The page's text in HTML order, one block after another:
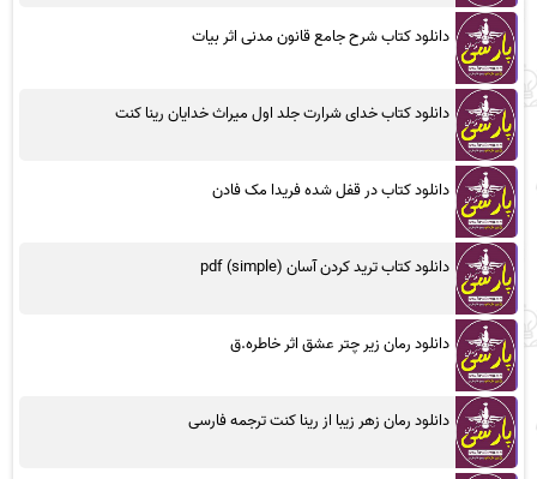
دانلود کتاب شرح جامع قانون مدنی اثر بیات
دانلود کتاب خدای شرارت جلد اول میراث خدایان رینا کنت
دانلود کتاب در قفل شده فریدا مک فادن
دانلود کتاب ترید کردن آسان (simple) pdf
دانلود رمان زیر چتر عشق اثر خاطره.ق
دانلود رمان زهر زیبا از رینا کنت ترجمه فارسی